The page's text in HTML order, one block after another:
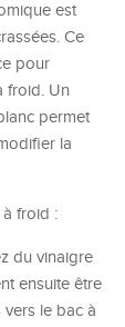
est
Ce
pour
froid. Un
permet
la
froid :
du vinaigre
ensuite être
le bac à